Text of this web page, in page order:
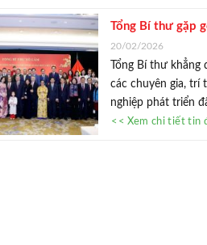
Tổng Bí thư gặp
20/02/2026
Tổng Bí thư khẳng
các chuyên gia, trí
nghiệp phát triển
<< Xem chi tiết tin